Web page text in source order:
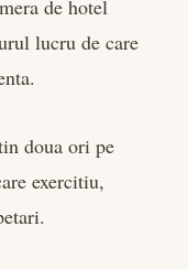
de hotel
lucru de care
doua ori pe
exercitiu,